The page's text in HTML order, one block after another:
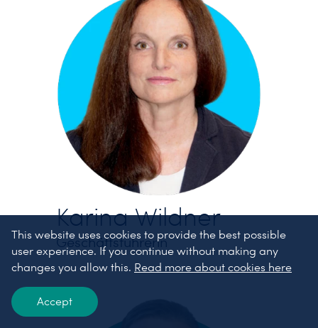
Karina Wildner
Geschäftsführerin
This website uses cookies to provide the best possible
user experience. If you continue without making any
changes you allow this. Read more about cookies here
Accept